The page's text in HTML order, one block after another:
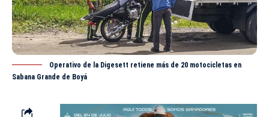
Operativo de la Digesett retiene más de 20 motocicletas en
Sabana Grande de Boyá